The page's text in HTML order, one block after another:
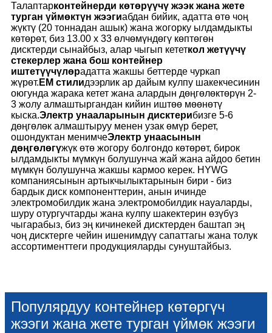
Талаптарконтейнерди көтөрүүчү жээк жана жете
турган үймөктүн жээгиабдан бийик, адатта өтө чоң
жүктү (20 тоннадан ашык) жана жогорку ылдамдыкты
көтөрөт, биз 13.00 x 33 өлчөмүндөгү көптөгөн
дисктерди сынайбыз, алар чыгып кететкол жетүүчү
стекерлер жана бош контейнер
иштетүүчүлөрадатта жакшы беттерде чуркап
жүрөт. EM стилидээрлик ар дайым кулпу шакекчесинин
оюгунда жарака кетет жана алардын дөңгөлөктөрүн 2-
3 жолу алмаштыргандан кийин иштөө мөөнөтү
кыска.Электр унааларынын дисктерибизге 5-6
дөңгөлөк алмаштыруу менен узак өмүр берет,
ошондуктан менимчеЭлектр унаасынын
дөңгөлөгүжүк өтө жогору болгондо көтөрөт, бирок
ылдамдыкты мүмкүн болушунча жай жана айдоо бетин
мүмкүн болушунча жакшы кармоо керек. HYWG
компаниясынын артыкчылыктарынын бири - биз
бардык диск компоненттерин, анын ичинде
электромобилдик жана электромобилдик науаларды,
шуру отургучтарды жана кулпу шакектерин өзүбүз
чыгарабыз, биз эң кичинекей дисктерден баштап эң
чоң дисктерге чейин ишенимдүү сапаттагы жана толук
ассортименттеги продукцияларды сунуштайбыз.
Популярдуу контейнер көтөргүч
жээги жана жете турган үймөк жээги